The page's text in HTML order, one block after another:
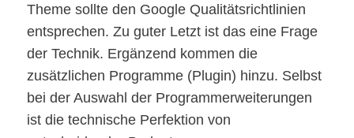
Theme sollte den Google Qualitätsrichtlinien
entsprechen. Zu guter Letzt ist das eine Frage
der Technik. Ergänzend kommen die
zusätzlichen Programme (Plugin) hinzu. Selbst
bei der Auswahl der Programmerweiterungen
ist die technische Perfektion von